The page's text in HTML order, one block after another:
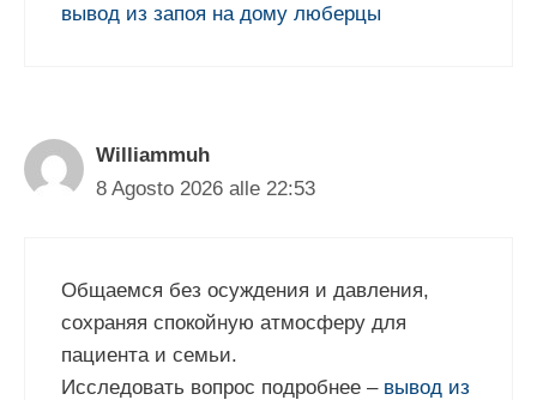
вывод из запоя на дому люберцы
Williammuh
8 Agosto 2026 alle 22:53
Общаемся без осуждения и давления,
сохраняя спокойную атмосферу для
пациента и семьи.
Исследовать вопрос подробнее – вывод из